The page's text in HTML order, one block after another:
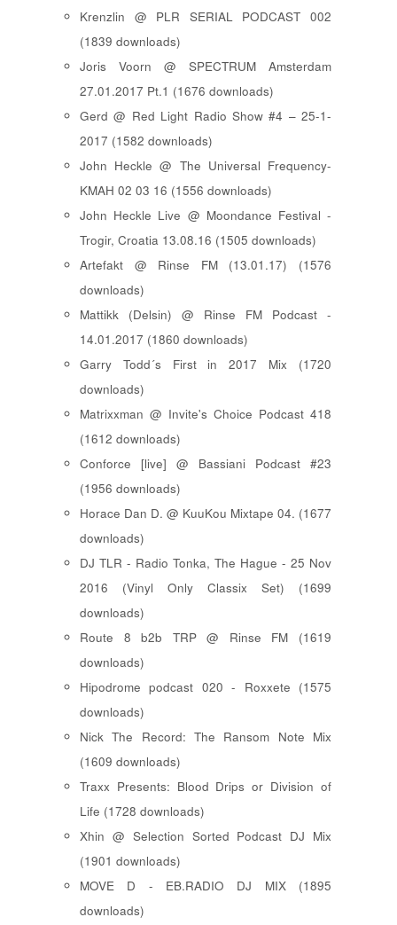
Krenzlin @ PLR SERIAL PODCAST 002
(1839 downloads)
Joris Voorn @ SPECTRUM Amsterdam
27.01.2017 Pt.1 (1676 downloads)
Gerd @ Red Light Radio Show #4 – 25-1-
2017 (1582 downloads)
John Heckle @ The Universal Frequency-
KMAH 02 03 16 (1556 downloads)
John Heckle Live @ Moondance Festival -
Trogir, Croatia 13.08.16 (1505 downloads)
Artefakt @ Rinse FM (13.01.17) (1576
downloads)
Mattikk (Delsin) @ Rinse FM Podcast -
14.01.2017 (1860 downloads)
Garry Todd´s First in 2017 Mix (1720
downloads)
Matrixxman @ Invite's Choice Podcast 418
(1612 downloads)
Conforce [live] @ Bassiani Podcast #23
(1956 downloads)
Horace Dan D. @ KuuKou Mixtape 04. (1677
downloads)
DJ TLR - Radio Tonka, The Hague - 25 Nov
2016 (Vinyl Only Classix Set) (1699
downloads)
Route 8 b2b TRP @ Rinse FM (1619
downloads)
Hipodrome podcast 020 - Roxxete (1575
downloads)
Nick The Record: The Ransom Note Mix
(1609 downloads)
Traxx Presents: Blood Drips or Division of
Life (1728 downloads)
Xhin @ Selection Sorted Podcast DJ Mix
(1901 downloads)
MOVE D - EB.RADIO DJ MIX (1895
downloads)